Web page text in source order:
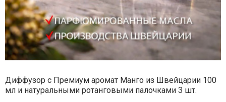
Диффузор с Премиум аромат Манго из Швейцарии 100
мл и натуральными ротанговыми палочками 3 шт.